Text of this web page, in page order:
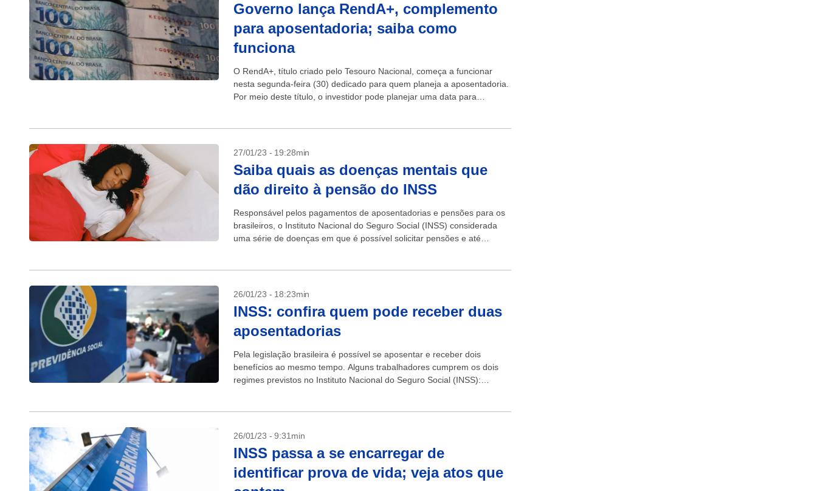
Governo lança RendA+, complemento
para aposentadoria; saiba como
funciona
O RendA+, título criado pelo Tesouro Nacional, começa a funcionar
nesta segunda-feira (30) dedicado para quem planeja a aposentadoria.
Por meio deste título, o investidor pode planejar uma data para
27/01/23 - 19:28min
Saiba quais as doenças mentais que
dão direito à pensão do INSS
Responsável pelos pagamentos de aposentadorias e pensões para os
brasileiros, o Instituto Nacional do Seguro Social (INSS) considerada
uma série de doenças em que é possível solicitar pensões e até
26/01/23 - 18:23min
INSS: confira quem pode receber duas
aposentadorias
Pela legislação brasileira é possível se aposentar e receber dois
benefícios ao mesmo tempo. Alguns trabalhadores cumprem os dois
regimes previstos no Instituto Nacional do Seguro Social (INSS):
26/01/23 - 9:31min
INSS passa a se encarregar de
identificar prova de vida; veja atos que